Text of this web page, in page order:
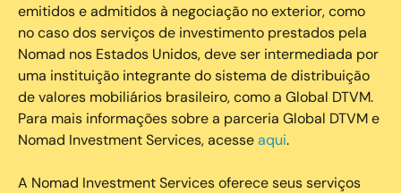
emitidos e admitidos à negociação no exterior, como
no caso dos serviços de investimento prestados pela
Nomad nos Estados Unidos, deve ser intermediada por
uma instituição integrante do sistema de distribuição
de valores mobiliários brasileiro, como a Global DTVM.
Para mais informações sobre a parceria Global DTVM e
Nomad Investment Services, acesseaqui.
A Nomad Investment Services oferece seus serviços